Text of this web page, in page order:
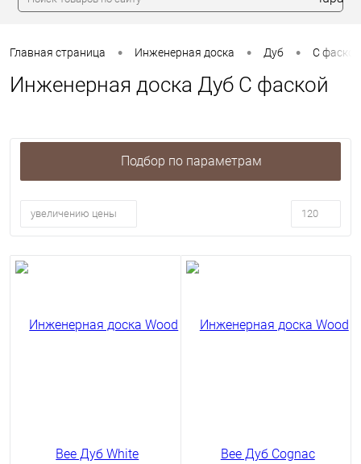
Главная страница • Инженерная доска • Дуб • С фаской
Инженерная доска Дуб С фаской
Подбор по параметрам
увеличению цены 120